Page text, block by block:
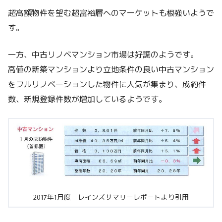
超高額物件を望む超富裕層へのマーケットも根強いようで
す。
一方、中古リノベマンション市場は好調のようです。
高値の新築マンションより立地条件の良い中古マンション
をフルリノベーションした物件に人気が集まり、成約件
数、新規登録件数が増加しているようです。
2017年1月度 レインズサマリーレポートより引用